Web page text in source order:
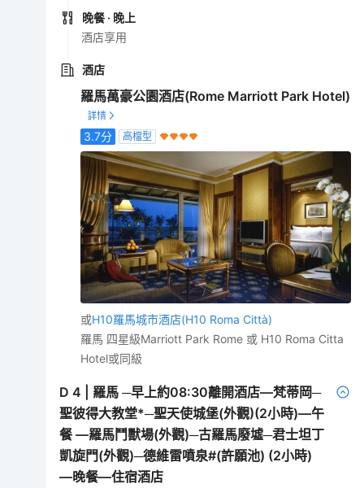
晚餐 · 晚上
酒店享用
酒店
羅馬萬豪公園酒店(Rome Marriott Park Hotel)
3.7分 高檔型
或H10羅馬城市酒店(H10 Roma Città)
羅馬 四星級Marriott Park Rome 或 H10 Roma Citta
Hotel或同級
D4
羅馬 ─早上約08:30離開酒店—梵蒂岡─
聖彼得大教堂*─聖天使城堡(外觀)(2小時)—午
餐 —羅馬鬥獸場(外觀)─古羅馬廢墟─君士坦丁
凱旋門(外觀)─德維雷噴泉#(許願池) (2小時)
—晚餐—住宿酒店